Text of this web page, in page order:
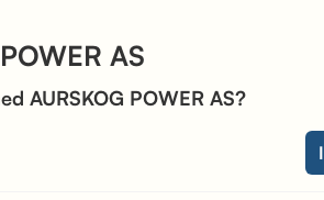
AS
AURSKOG POWER AS?